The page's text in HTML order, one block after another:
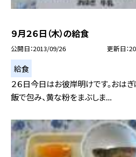
９月２６日（木）の給食
公開日 2013/09/26 更新日
給食
２６日今日はお彼岸明けです。おは
飯で包み、黄な粉をまぶしま...